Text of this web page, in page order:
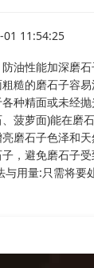
01 11:54:25
油性能加深磨
糙的磨石子容
种精面或未经
菠萝面)能在磨
磨石子色泽和
，避免磨石子
与用量:只需将要